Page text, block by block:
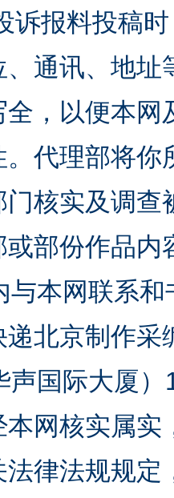
诉报料投稿
通讯、地
全，以便本
。代理部将
门核实及调
部份作品
与本网联系
北京制作
声国际大厦
网核实属
律法规规